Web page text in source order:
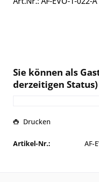
Sie können als
derzeitigen
Drucken
Artikel-Nr.: AF-